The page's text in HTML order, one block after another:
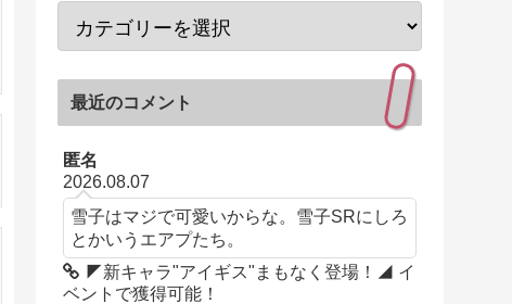
最近のコメント
匿名
2026.08.07
雪子はマジで可愛いからな。雪子SRにしろ
とかいうエアプたち。
◤新キャラ"アイギス"まもなく登場！◢ イ
ベントで獲得可能！